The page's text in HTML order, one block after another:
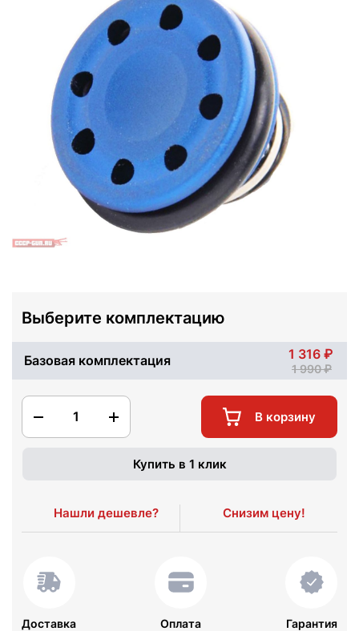
Выберите комплектацию
Базовая комплектация 1 316
1 990
1 В корзину
Купить в 1 клик
Нашли дешевле? Снизим цену!
Доставка Оплата Гарантия